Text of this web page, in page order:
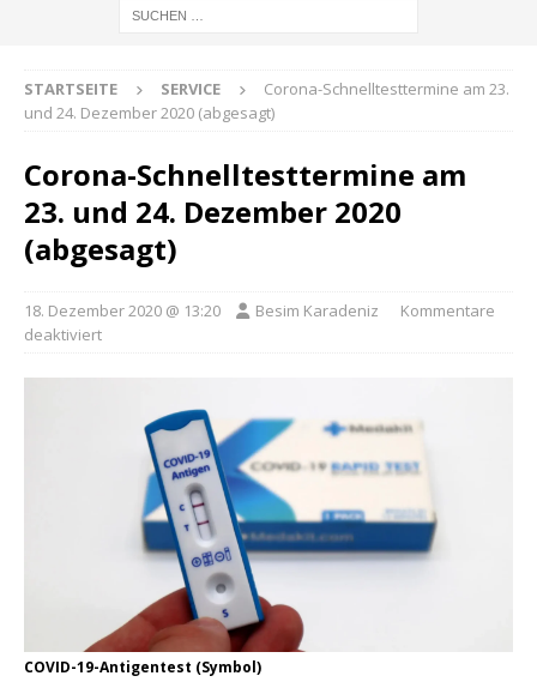
STARTSEITE SERVICE
Corona-Schnelltesttermine am 23.
und 24. Dezember 2020 (abgesagt)
Corona-Schnelltesttermine am
23. und 24. Dezember 2020
(abgesagt)
18. Dezember 2020 @ 13:20 Besim Karadeniz
Kommentare
deaktiviert
COVID-19-Antigentest (Symbol)